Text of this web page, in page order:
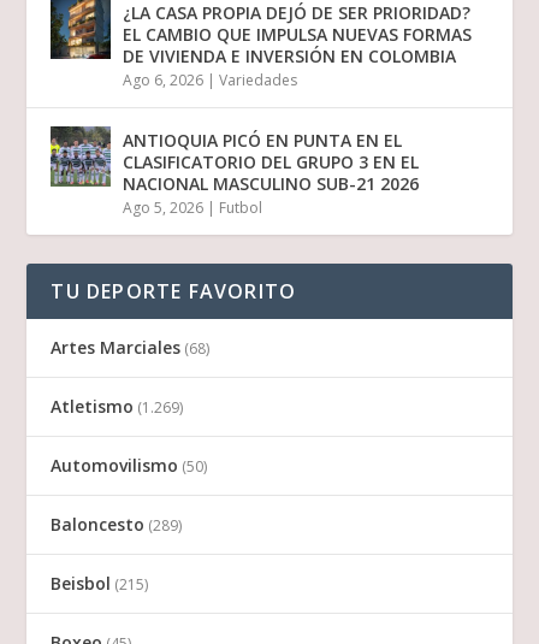
¿LA CASA PROPIA DEJÓ DE SER PRIORIDAD?
EL CAMBIO QUE IMPULSA NUEVAS FORMAS
DE VIVIENDA E INVERSIÓN EN COLOMBIA
Ago 6, 2026 |Variedades
ANTIOQUIA PICÓ EN PUNTA EN EL
CLASIFICATORIO DEL GRUPO 3 EN EL
NACIONAL MASCULINO SUB-21 2026
Ago 5, 2026 | Futbol
TU DEPORTE FAVORITO
Artes Marciales (68)
Atletismo (1.269)
Automovilismo (50)
Baloncesto (289)
Beisbol (215)